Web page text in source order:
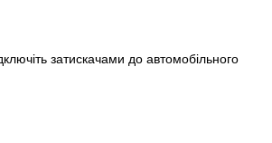
затискачами до автомобільного